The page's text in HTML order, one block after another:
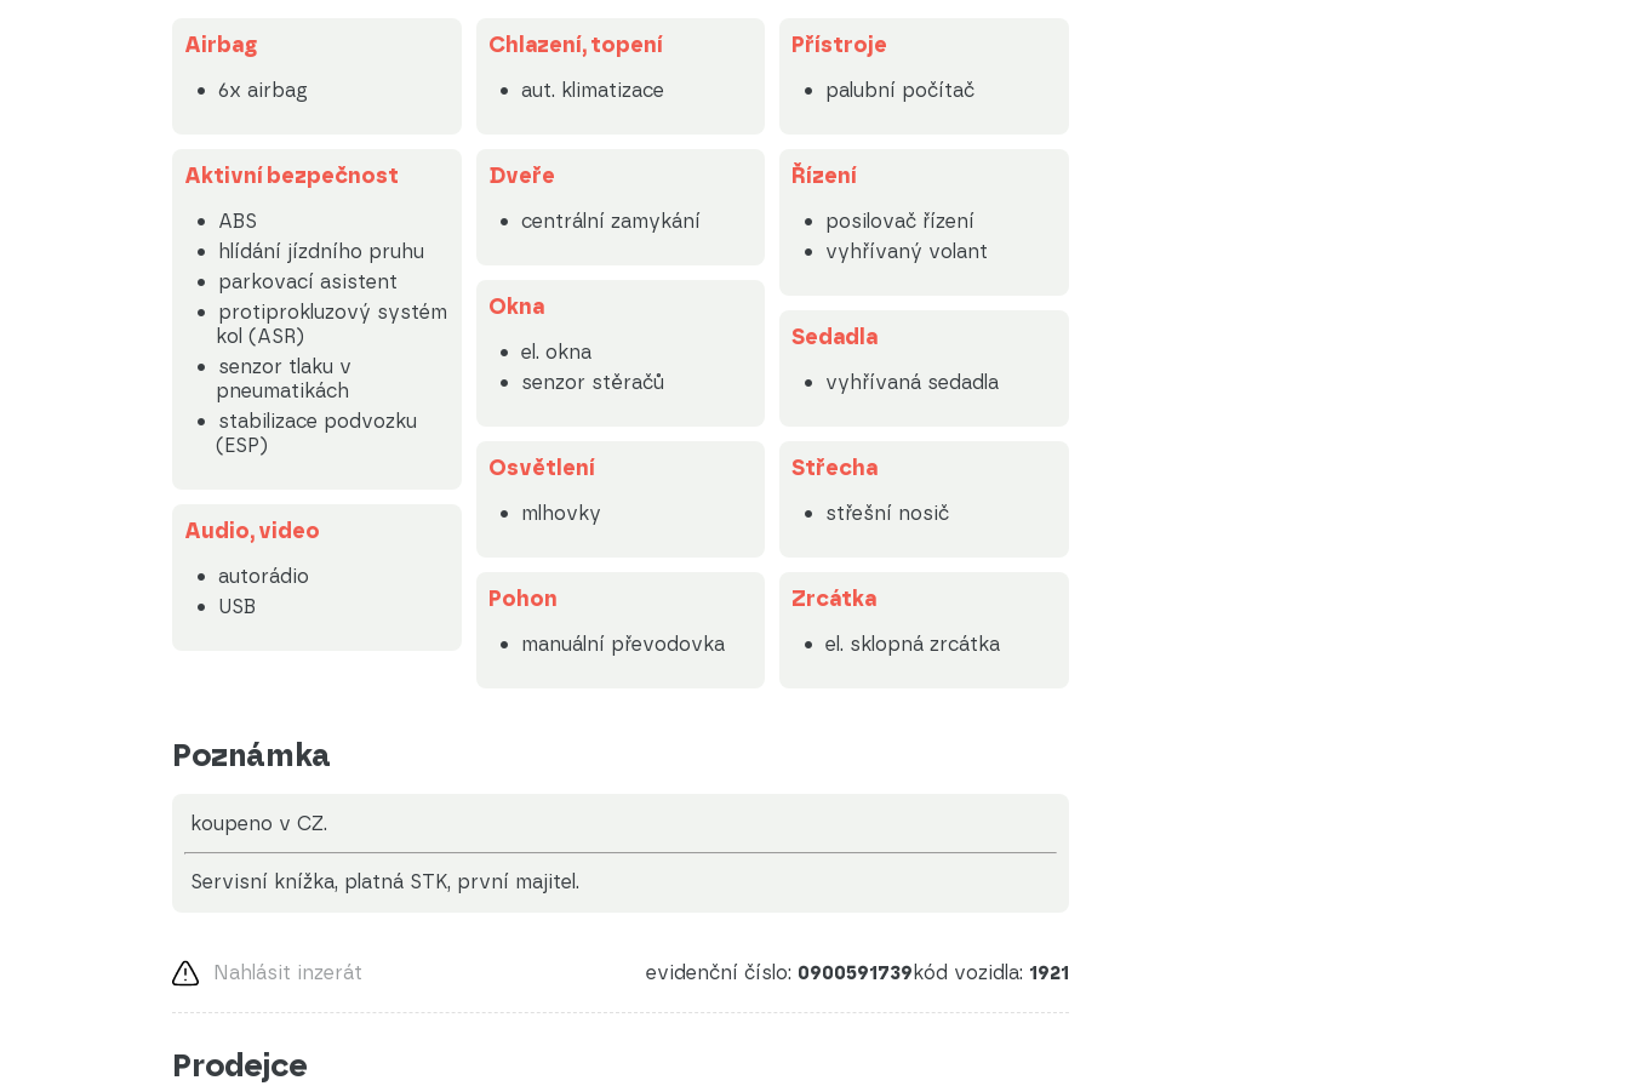
Airbag
6x airbag
Aktivní bezpečnost
ABS
hlídání jízdního pruhu
parkovací asistent
protiprokluzový systém
kol (ASR)
senzor tlaku v
pneumatikách
stabilizace podvozku
(ESP)
Audio, video
autorádio
USB
Chlazení, topení
aut. klimatizace
Dveře
centrální zamykání
Okna
el. okna
senzor stěračů
Osvětlení
mlhovky
Pohon
manuální převodovka
Přístroje
palubní počítač
Řízení
posilovač řízení
vyhřívaný volant
Sedadla
vyhřívaná sedadla
Střecha
střešní nosič
Zrcátka
el. sklopná zrcátka
Poznámka
koupeno v CZ.
servisní knížka, platná STK, první majitel.
evidenční číslo: 0900591739 kód vozidla: 1921
Nahlásit inzerát
Prodejce